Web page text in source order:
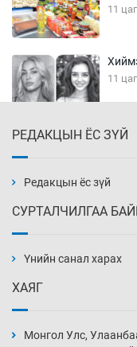
11
11
12
12
РЕДАКЦЫН ЁС ЗҮЙ
Редакцын ёс зүй
СУРТАЛЧИЛГАА
Үнийн санал харах
ХАЯГ
Монгол Улс,